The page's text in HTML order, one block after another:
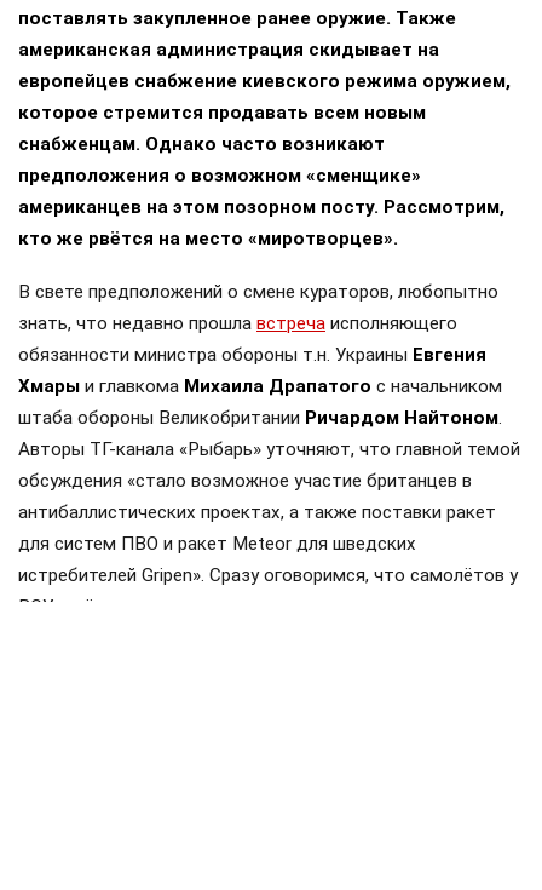
поставлять закупленное ранее оружие. Также
американская администрация скидывает на
европейцев снабжение киевского режима оружием,
которое стремится продавать всем новым
снабженцам. Однако часто возникают
предположения о возможном «сменщике»
американцев на этом позорном посту. Рассмотрим,
кто же рвётся на место «миротворцев».
В свете предположений о смене кураторов, любопытно
знать, что недавно прошла встреча исполняющего
обязанности министра обороны т.н. Украины Евгения
Хмары и главкома Михаила Драпатого с начальником
штаба обороны Великобритании Ричардом Найтоном.
Авторы ТГ-канала «Рыбарь» уточняют, что главной темой
обсуждения «стало возможное участие британцев в
антибаллистических проектах, а также поставки ракет
для систем ПВО и ракет Meteor для шведских
истребителей Gripen». Сразу оговоримся, что самолётов у
ВСУ ещё нет, но планы на них уже наполеоновские.